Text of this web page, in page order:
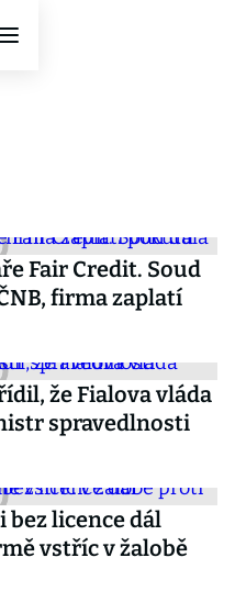
Fair Credit. Soud
firma zaplatí
že Fialova vláda
spravedlnosti
bez licence dál
vstříc v žalobě